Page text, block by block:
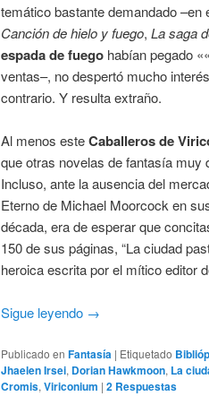
temático bastante demandado –en
Canción de hielo y fuego, La saga
espada de fuego habían pegado
ventas–, no despertó mucho
contrario. Y resulta extraño.
Al menos esteCaballeros de
que otras novelas de fantasía muy
Incluso, ante la ausencia del
Eterno de Michael Moorcock en
década, era de esperar que
150 de sus páginas, “La ciudad
heroica escrita por el mítico editor
Sigue leyendo →
Publicado en Fantasía | Etiquetado
Jhaelen Irsei, Dorian Hawkmoon, La
Cromis, Viriconium | 2 Respuestas